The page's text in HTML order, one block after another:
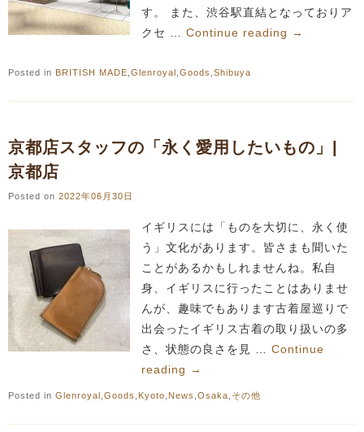
す。 また、渋谷駅直結となっておりア
クセ … Continue reading →
Posted in BRITISH MADE Glenroyal Goods Shibuya
京都店スタッフの「永く愛用したいもの」|
京都店
Posted on 2022年06月30日
イギリスには「ものを大切に、永く使
う」文化があります。皆さまも聞いた
ことがあるかもしれませんね。私自
身、イギリスに行ったことはありませ
んが、趣味でもあります古着屋巡りで
出会ったイギリス古着の取り扱いの多
さ、状態の良さを見 … Continue
reading →
Posted in Glenroyal Goods Kyoto News Osaka その他